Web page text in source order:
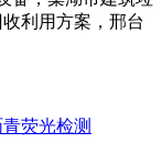
利用方案，邢台
荧光检测